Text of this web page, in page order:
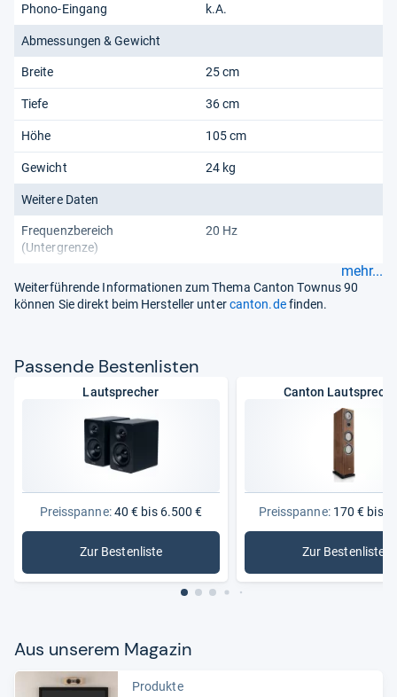
Phono-Eingang k.A.
Abmessungen & Gewicht
Breite 25 cm
Tiefe 36 cm
Höhe 105 cm
Gewicht 24 kg
Weitere Daten
Frequenzbereich
(Untergrenze)
20 Hz
mehr...
Weiterführende Informationen zum Thema Canton Townus 90
können Sie direkt beim Hersteller untercanton.definden.
Pas­sende Bes­ten­lis­ten
Lautsprecher
Preisspanne:40 € bis 6.500 €
Zur Bestenliste
: Lautsprecher
Canton
Preisspanne:170 € bis
Zur Bestenliste
: Canton
Aus unse­rem Maga­zin
Produkte